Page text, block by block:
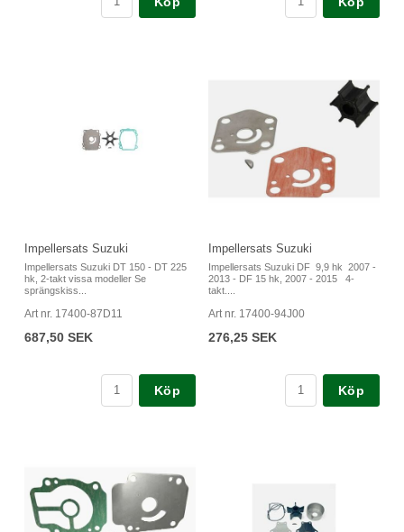
Impellersats Suzuki
Impellersats Suzuki DT 150 - DT 225
hk, 2-takt vissa modeller Se
sprängskiss...
Art nr. 17400-87D11
687,50 SEK
Köp
Impellersats Suzuki
Impellersats Suzuki DF 9,9 hk 2007 -
2013 - DF 15 hk, 2007 - 2015 4-
takt....
Art nr. 17400-94J00
276,25 SEK
Köp